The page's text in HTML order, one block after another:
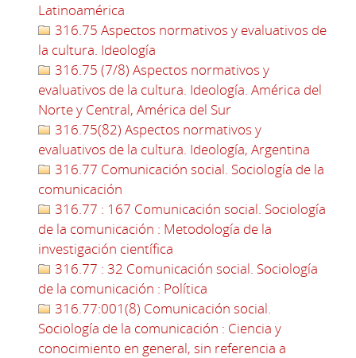
Latinoamérica
316.75 Aspectos normativos y evaluativos de
la cultura. Ideología
316.75 (7/8) Aspectos normativos y
evaluativos de la cultura. Ideología. América del
Norte y Central, América del Sur
316.75(82) Aspectos normativos y
evaluativos de la cultura. Ideología, Argentina
316.77 Comunicación social. Sociología de la
comunicación
316.77 : 167 Comunicación social. Sociología
de la comunicación : Metodología de la
investigación científica
316.77 : 32 Comunicación social. Sociología
de la comunicación : Política
316.77:001(8) Comunicación social.
Sociología de la comunicación : Ciencia y
conocimiento en general, sin referencia a